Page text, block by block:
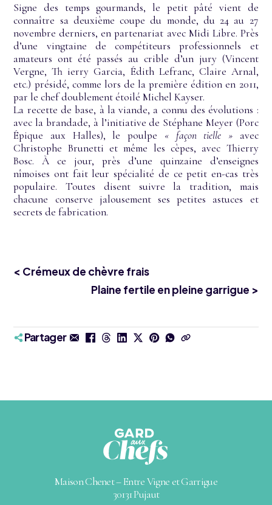
Signe des temps gourmands, le petit pâté vient de
connaître sa deuxième coupe du monde, du 24 au 27
novembre derniers, en partenariat avec Midi Libre. Près
d’une vingtaine de compétiteurs professionnels et
amateurs ont été passés au crible d’un jury (Vincent
Vergne, Th ierry Garcia, Édith Lefranc, Claire Arnal,
etc.) présidé, comme lors de la première édition en 2011,
par le chef doublement étoilé Michel Kayser.
La recette de base, à la viande, a connu des évolutions :
avec la brandade, à l’initiative de Stéphane Meyer (Porc
Épique aux Halles), le poulpe « façon tielle »avec
Christophe Brunetti et même les cèpes, avec Thierry
Bosc. À ce jour, près d’une quinzaine d’enseignes
nîmoises ont fait leur spécialité de ce petit en-cas très
populaire. Toutes disent suivre la tradition, mais
chacune conserve jalousement ses petites astuces et
secrets de fabrication.
< Crémeux de chèvre frais
Plaine fertile en pleine garrigue >
Partager
Maison Chenet – Entre Vigne et Garrigue
30131 Pujaut